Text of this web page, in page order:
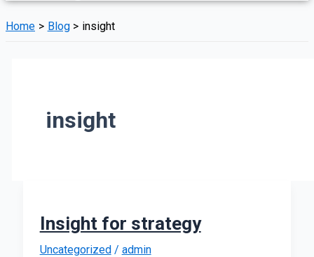
Home Blog insight
insight
Insight for strategy
Uncategorized/ admin